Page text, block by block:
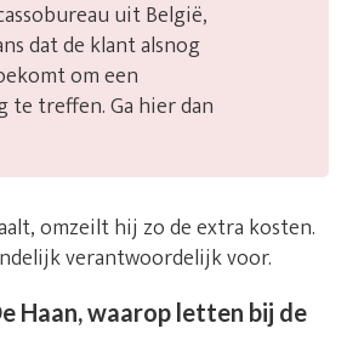
uit België,
dat de klant alsnog
om een
treffen. Ga hier dan
omzeilt hij zo de extra kosten.
verantwoordelijk voor.
Haan, waarop letten bij de